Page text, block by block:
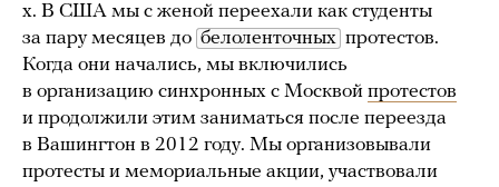
х. В США мы с женой переехали как студенты
за пару месяцев до белоленточных протестов.
Когда они начались, мы включились
в организацию синхронных с Москвой протестов
и продолжили этим заниматься после переезда
в Вашингтон в 2012 году. Мы организовывали
протесты и мемориальные акции, участвовали